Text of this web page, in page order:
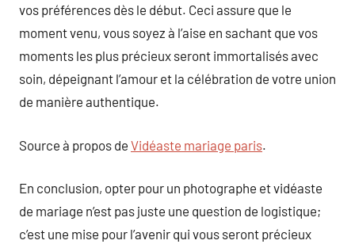
vos préférences dès le début. Ceci assure que le
moment venu, vous soyez à l’aise en sachant que vos
moments les plus précieux seront immortalisés avec
soin, dépeignant l’amour et la célébration de votre union
de manière authentique.
Source à propos de Vidéaste mariage paris.
En conclusion, opter pour un photographe et vidéaste
de mariage n’est pas juste une question de logistique;
c’est une mise pour l’avenir qui vous seront précieux